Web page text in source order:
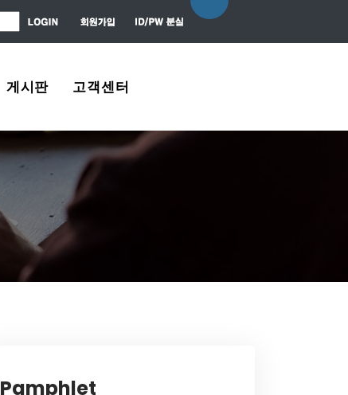
게시판
자유게시판
질문 / 대답
News Center
고객센터
About Us
Pamphlet